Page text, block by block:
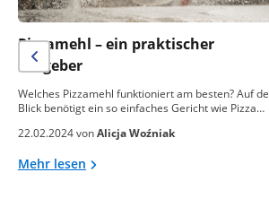
Pizzamehl – ein praktischer
Ratgeber
Welches Pizzamehl funktioniert am besten? Auf
Blick benötigt ein so einfaches Gericht wie Pizza…
22.02.2024 vonAlicja Woźniak
Mehr lesen